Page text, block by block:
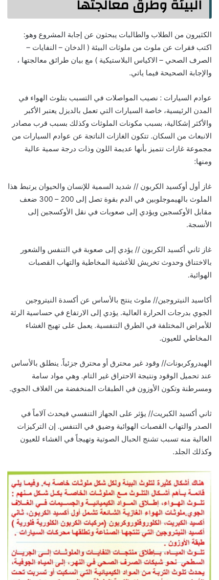
البيئة وطرق معالجتها
الكثيرون من الطلاب والطالبات يبحثون عن إجابة المشروع وهو:
اكتب فقرات عن ملوث من ملوثات البيئة ( الدخان – النفايات –
الصرف الصحي – الاكياس البلاستيكية ) مع بيان طرائق معالجتها ،
والإجابة الصحيحة فيما ياتي.
عوادم السيارات : نصيب المواصلات في التسبب بتلوث الهواء في
المدن الرئيسية، خاصة السيارات التي تعمل بالديزل يعتبر الأكبر
والأكثر إشكالية، بسبب مكونات الملوثات وكذلك بسبب قرب مصادر
الانبعاث من السكان. تتكون الغازات الناتجة عن عوادم السيارات من
مجموعة غازات تتميز بأنها عديمة اللون وذات درجة سمية عالية
ومنها:
غاز أول أوكسيد الكربون // شديد السمية للإنسان والحيوان يرتبط هذا
الملوث بالهيموجلوبين في الدم بقوة تصل إلى 200 – 300 ضعف
مقابل الأوكسجين ويؤدي إلى صعوبات في نقل الأوكسجين إلى
الأنسجة.
غاز ثاني أكسيد الكربون // يؤدي إلى صعوبة في التنفس والشعور
بالاختناق وحدوث تخريش للأغشية المخاطية والتهاب القصبات
الهوائية.
أكاسيد النيتروجين// ملوث ينتج بالأساس عن أكسدة النيتروجين
الجوي بدرجات الحرارة العالية. يؤدي إلى الارتفاع في حساسية الرئة
للأمراض المختلفة في الطرق التنفسية. يعمل على تهيج الغشاء
المخاطي للعيون.
الهيدروكربونات// وقود غير محترق أو محترق جزئياً. ينطلق بالأساس
عند تحميل الوقود ونتيجة الاحتراق غير التام. وهي مواد سامة
ومسرطنة وتكون الأوزون في الطبقات المنخفضة من الغلاف الجوي.
ثاني أكسيد الكبريت// يؤثر على الجهاز التنفسي فيحدث آلاماً في
الصدر والتهاب القصبات الهوائية وضيق في التنفس. إن التركيزات
العالية منه تسبب تشنج الحبال الصوتية وتهيجاً في الغشاء للعيون
وكذلك الجلد.